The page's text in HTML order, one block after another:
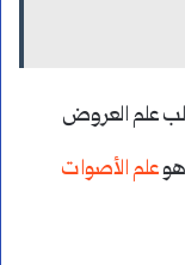
علم العروض
هوعلم الأصوات